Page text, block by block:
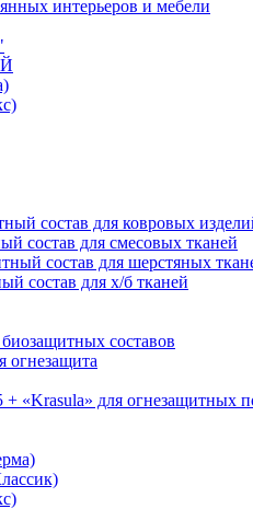
интерьеров и мебели
состав для ковровых
состав для смесовых тканей
состав для шерстяных
состав для х/б тканей
составов
«Krasula» для огнезащитных